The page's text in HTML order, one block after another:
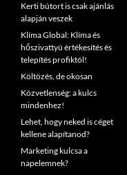
Kerti bútort is csak ajánlás
alapján veszek
Klíma Global: Klíma és
hőszivattyú értékesítés és
telepítés profiktól!
Költözés, de okosan
Közvetlenség: a kulcs
mindenhez!
Lehet, hogy neked is céget
kellene alapítanod?
Marketing kulcsa a
napelemnek?